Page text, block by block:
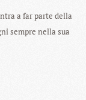
a far parte della
sempre nella sua